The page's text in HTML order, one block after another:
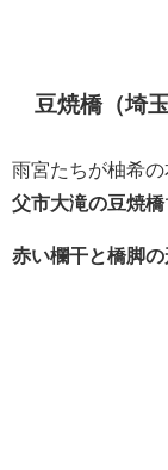
豆焼橋（埼
雨宮たちが柚希
父市大滝の豆焼橋
赤い欄干と橋脚